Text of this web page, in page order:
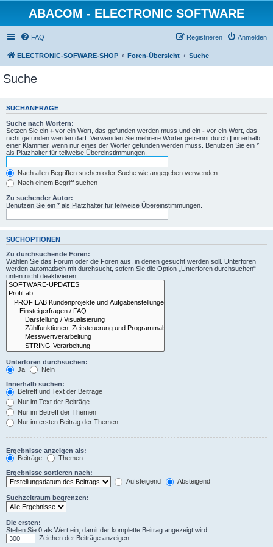
ABACOM - ELECTRONIC SOFTWARE
FAQ Anmelden
Registrieren
ELECTRONIC-SOFWARE-SHOP Foren-Übersicht Suche
Suche
SUCHANFRAGE
Suche nach Wörtern:
Setzen Sie ein + vor ein Wort, das gefunden werden muss und ein - vor ein Wort, das
nicht gefunden werden darf. Verwenden Sie mehrere Wörter getrennt durch | innerhalb
einer Klammer, wenn nur eines der Wörter gefunden werden muss. Benutzen Sie ein *
als Platzhalter für teilweise Übereinstimmungen.
Nach allen Begriffen suchen oder Suche wie angegeben verwenden
Nach einem Begriff suchen
Zu suchender Autor:
Benutzen Sie ein * als Platzhalter für teilweise Übereinstimmungen.
SUCHOPTIONEN
Zu durchsuchende Foren:
Wählen Sie das Forum oder die Foren aus, in denen gesucht werden soll. Unterforen
werden automatisch mit durchsucht, sofern Sie die Option „Unterforen durchsuchen“
unten nicht deaktivieren.
Unterforen durchsuchen:
Ja
Nein
Innerhalb suchen:
Betreff und Text der Beiträge
Nur im Text der Beiträge
Nur im Betreff der Themen
Nur im ersten Beitrag der Themen
Ergebnisse anzeigen als:
Beiträge
Themen
Ergebnisse sortieren nach:
Aufsteigend
Absteigend
Suchzeitraum begrenzen:
Die ersten:
Stellen Sie 0 als Wert ein, damit der komplette Beitrag angezeigt wird.
Zeichen der Beiträge anzeigen